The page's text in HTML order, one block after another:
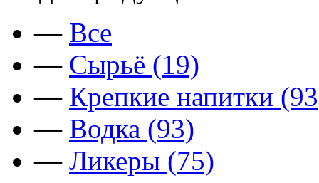
— Все
— Сырьё (19)
— Крепкие напитки
— Водка (93)
— Ликеры (75)